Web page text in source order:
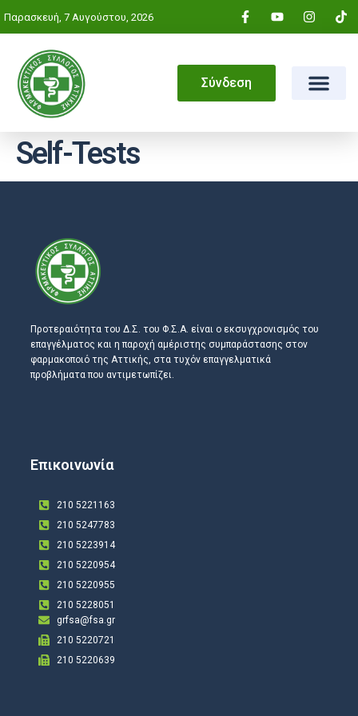
Παρασκευή, 7 Αυγούστου, 2026
Σύνδεση
Self-Tests
Προτεραιότητα του Δ.Σ. του Φ.Σ.Α. είναι ο εκσυγχρονισμός του
επαγγέλματος και η παροχή αμέριστης συμπαράστασης στον
φαρμακοποιό της Αττικής, στα τυχόν επαγγελματικά
προβλήματα που αντιμετωπίζει.
Επικοινωνία
210 5221163
210 5247783
210 5223914
210 5220954
210 5220955
210 5228051
grfsa@fsa.gr
210 5220721
210 5220639